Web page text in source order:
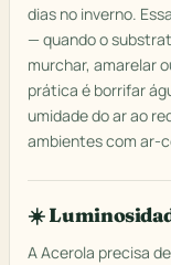
dias no inverno.
— quando o
murchar, amarelar
prática é borrifar
umidade do ar ao
ambientes com ar-
☀️
A Acerola precisa